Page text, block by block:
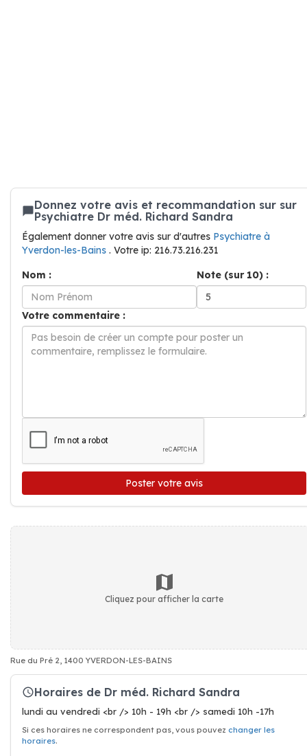
Donnez votre avis et recommandation sur sur
Psychiatre Dr méd. Richard Sandra
Également donner votre avis sur d'autres Psychiatre à
Yverdon-les-Bains . Votre ip: 216.73.216.231
Nom :
Note (sur 10) :
Votre commentaire :
Poster votre avis
Cliquez pour afficher la carte
Rue du Pré 2, 1400 YVERDON-LES-BAINS
Horaires de Dr méd. Richard Sandra
lundi au vendredi <br /> 10h - 19h <br /> samedi 10h -17h
Si ces horaires ne correspondent pas, vous pouvez changer les
horaires.